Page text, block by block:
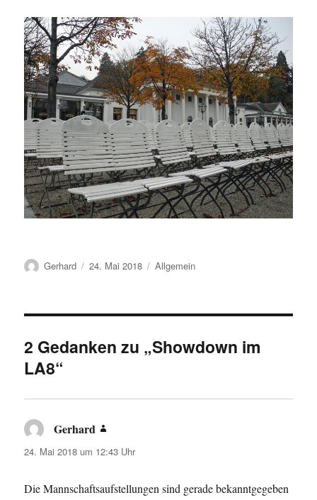
Autor
Gerhard
Veröffentlicht
24. Mai 2018 Kategorien
Allgemein
2 Gedanken zu „Showdown im
LA8“
Gerhard
24. Mai 2018 um 12:43 Uhr
Die Mannschaftsaufstellungen sind gerade bekanntgegeben